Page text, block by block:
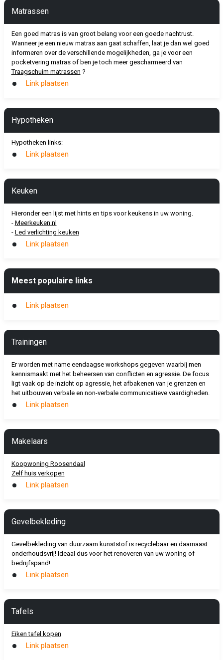
Matrassen
Een goed matras is van groot belang voor een goede nachtrust.
Wanneer je een nieuw matras aan gaat schaffen, laat je dan wel goed
informeren over de verschillende mogelijkheden, ga je voor een
pocketvering matras of ben je toch meer gescharmeerd van
Traagschuim matrassen ?
Link plaatsen
Hypotheken
Hypotheken links:
Link plaatsen
Keuken
Hieronder een lijst met hints en tips voor keukens in uw woning.
- Meerkeuken.nl
- Led verlichting keuken
Link plaatsen
Meest populaire links
Link plaatsen
Trainingen
Er worden met name eendaagse workshops gegeven waarbij men
kennismaakt met het beheersen van conflicten en agressie. De focus
ligt vaak op de inzicht op agressie, het afbakenen van je grenzen en
het uitbouwen verbale en non-verbale communicatieve vaardigheden.
Link plaatsen
Makelaars
Koopwoning Roosendaal
Zelf huis verkopen
Link plaatsen
Gevelbekleding
Gevelbekleding van duurzaam kunststof is recyclebaar en daarnaast
onderhoudsvrij! Ideaal dus voor het renoveren van uw woning of
bedrijfspand!
Link plaatsen
Tafels
Eiken tafel kopen
Link plaatsen